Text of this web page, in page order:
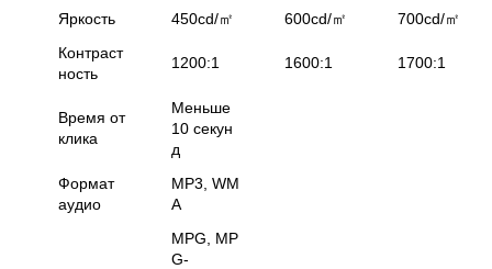
Яркость
450cd/㎡ 600cd/㎡
700cd/㎡
Контраст
ность
1200:1 1600:1 1700:1
Время от
клика
Меньше
10 секун
д
Формат
аудио
MP3, WM
A
MPG, MP
G-